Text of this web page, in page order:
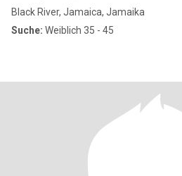
Black River, Jamaica, Jamaika
Suche: Weiblich 35 - 45